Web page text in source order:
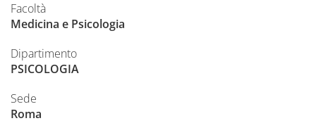
Facoltà
Medicina e Psicologia
Dipartimento
PSICOLOGIA
Sede
Roma